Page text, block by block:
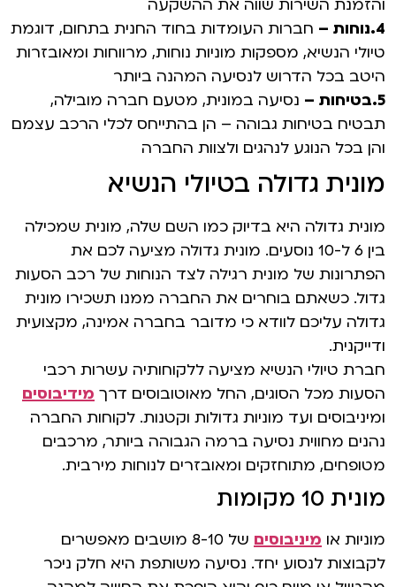
והזמנת השירות שווה את ההשקעה
4.נוחות –
חברות העומדות בחוד החנית בתחום, דוגמת
טיולי הנשיא, מספקות מוניות נוחות, מרווחות ומאובזרות
היטב בכל הדרוש לנסיעה המהנה ביותר
5.בטיחות –
נסיעה במונית, מטעם חברה מובילה,
תבטיח בטיחות גבוהה – הן בהתייחס לכלי הרכב עצמם
והן בכל הנוגע לנהגים ולצוות החברה
מונית גדולה בטיולי הנשיא
מונית גדולה היא בדיוק כמו השם שלה, מונית שמכילה
בין 6 ל-10 נוסעים. מונית גדולה מציעה לכם את
הפתרונות של מונית רגילה לצד הנוחות של רכב הסעות
גדול. כשאתם בוחרים את החברה ממנו תשכירו מונית
גדולה עליכם לוודא כי מדובר בחברה אמינה, מקצועית
ודייקנית.
חברת טיולי הנשיא מציעה ללקוחותיה עשרות רכבי
הסעות מכל הסוגים, החל מאוטובוסים דרך מידיבוסים
ומיניבוסים ועד מוניות גדולות וקטנות. לקוחות החברה
נהנים מחווית נסיעה ברמה הגבוהה ביותר, מרכבים
מטופחים, מתוחזקים ומאובזרים לנוחות מירבית.
מונית 10 מקומות
מוניות או מיניבוסים
של 8-10 מושבים מאפשרים
לקבוצות לנסוע יחד. נסיעה משותפת היא חלק ניכר